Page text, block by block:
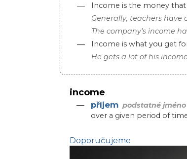
—
Income is the money
Generally, teachers have
The company's income
—
Income is what you get
He gets a lot of his
income
— příjem podstatné jméno
over a given period of
Doporučujeme